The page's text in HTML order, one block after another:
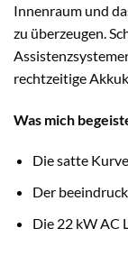
Innenraum und
zu überzeugen.
rechtzeitige
Was mich
Die satte
Der
Die 22 kW AC